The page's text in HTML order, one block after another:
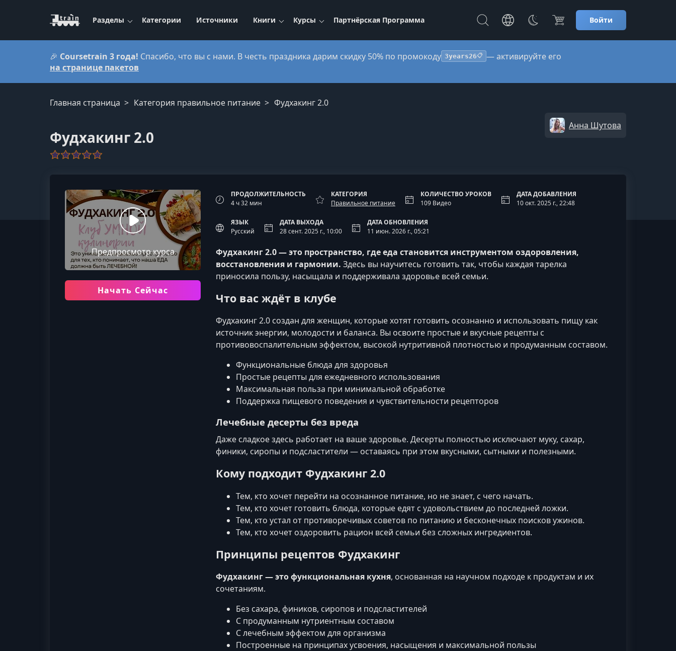
Разделы Категории Источники Книги Курсы Партнёрская Программа Войти
🎉 Coursetrain 3 года! Спасибо, что вы с нами. В честь праздника дарим скидку 50% по промокоду 3years26📋 — активируйте его
на странице пакетов
Главная страница Категория правильное питание Фудхакинг 2.0
Фудхакинг 2.0
Анна Шутова
Предпросмотр курса
Начать Сейчас
ПРОДОЛЖИТЕЛЬНОСТЬ
4 ч 32 мин
КАТЕГОРИЯ
Правильное питание
КОЛИЧЕСТВО УРОКОВ
109 Видео
ДАТА ДОБАВЛЕНИЯ
10 окт. 2025 г., 22:48
ЯЗЫК
Русский
ДАТА ВЫХОДА
28 сент. 2025 г., 10:00
ДАТА ОБНОВЛЕНИЯ
11 июн. 2026 г., 05:21
Фудхакинг 2.0 — это пространство, где еда становится инструментом оздоровления,
восстановления и гармонии. Здесь вы научитесь готовить так, чтобы каждая тарелка
приносила пользу, насыщала и поддерживала здоровье всей семьи.
Что вас ждёт в клубе
Фудхакинг 2.0 создан для женщин, которые хотят готовить осознанно и использовать пищу как
источник энергии, молодости и баланса. Вы освоите простые и вкусные рецепты с
противовоспалительным эффектом, высокой нутритивной плотностью и продуманным составом.
Функциональные блюда для здоровья
Простые рецепты для ежедневного использования
Максимальная польза при минимальной обработке
Поддержка пищевого поведения и чувствительности рецепторов
Лечебные десерты без вреда
Даже сладкое здесь работает на ваше здоровье. Десерты полностью исключают муку, сахар,
финики, сиропы и подсластители — оставаясь при этом вкусными, сытными и полезными.
Кому подходит Фудхакинг 2.0
Тем, кто хочет перейти на осознанное питание, но не знает, с чего начать.
Тем, кто хочет готовить блюда, которые едят с удовольствием до последней ложки.
Тем, кто устал от противоречивых советов по питанию и бесконечных поисков ужинов.
Тем, кто хочет оздоровить рацион всей семьи без сложных ингредиентов.
Принципы рецептов Фудхакинг
Фудхакинг — это функциональная кухня, основанная на научном подходе к продуктам и их
сочетаниям.
Без сахара, фиников, сиропов и подсластителей
С продуманным нутриентным составом
С лечебным эффектом для организма
Построенные на принципах усвоения, насыщения и максимальной пользы